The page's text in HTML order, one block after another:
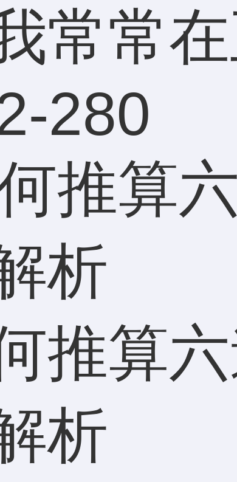
常常
280
推算
析